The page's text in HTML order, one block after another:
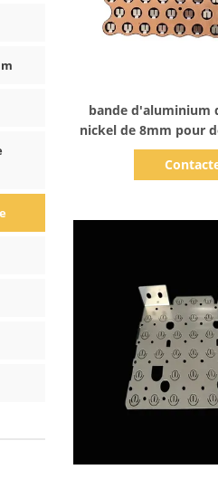
bande d'aluminium
nickel de 8mm pour
de batterie de
souple